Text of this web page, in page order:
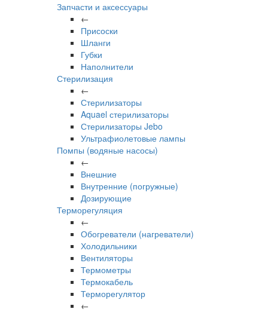
Запчасти и аксессуары
←
Присоски
Шланги
Губки
Наполнители
Стерилизация
←
Стерилизаторы
Aquael стерилизаторы
Стерилизаторы Jebo
Ультрафиолетовые лампы
Помпы (водяные насосы)
←
Внешние
Внутренние (погружные)
Дозирующие
Терморегуляция
←
Обогреватели (нагреватели)
Холодильники
Вентиляторы
Термометры
Термокабель
Терморегулятор
←